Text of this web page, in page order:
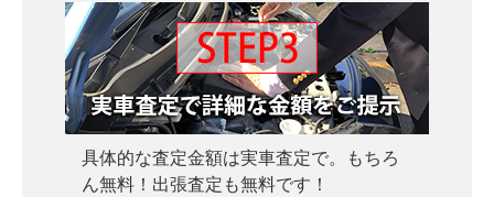
具体的な査定金額は実車査定で。もちろ
ん無料！出張査定も無料です！